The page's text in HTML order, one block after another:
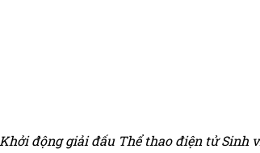
Khởi động giải đấu Thể thao điện tử Sinh